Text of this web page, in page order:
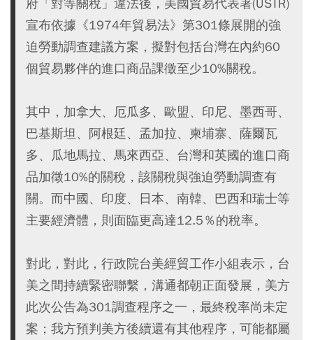
宣布依據《1974年貿易法》第301條展開的強
迫勞動調查建議方案，擬對包括台灣在內約60
個貿易夥伴的進口商品課徵至少10%關稅。
其中，加拿大、厄瓜多、歐盟、印尼、墨西哥、
巴基斯坦、阿根廷、孟加拉、柬埔寨、薩爾瓦
多、瓜地馬拉、馬來西亞、台灣和英國的進口商
品加徵10%的關稅，該關稅與強迫勞動調查有
關。而中國、印度、日本、南韓、巴西和瑞士等
主要經濟體，則面臨更高達12.5％的稅率。
對此，對此，行政院台美經貿工作小組表示，台
美之間持續緊密聯繫，溝通都朝正面發展，美方
此次公告為301調查程序之一，最終稅率尚未定
案；我方預判美方後續還有其他程序，可能都屬